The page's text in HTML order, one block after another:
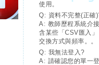
使用。
Q: 資料不完整(正確
A: 教師歷程系統介
含某些「CSV匯入
交換方式與頻率。。
Q: 我無法登入?
A: 請確認您的單一